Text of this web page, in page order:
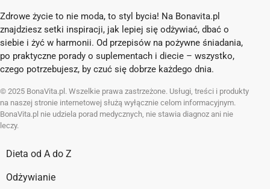
Zdrowe życie to nie moda, to styl bycia! Na Bonavita.pl
znajdziesz setki inspiracji, jak lepiej się odżywiać, dbać o
siebie i żyć w harmonii. Od przepisów na pożywne śniadania,
po praktyczne porady o suplementach i diecie – wszystko,
czego potrzebujesz, by czuć się dobrze każdego dnia.
© 2025 BonaVita.pl. Wszelkie prawa zastrzeżone. Usługi, treści i produkty
na naszej stronie internetowej służą wyłącznie celom informacyjnym.
BonaVita.pl nie udziela porad medycznych, nie stawia diagnoz ani nie
leczy.
Dieta od A do Z
Odżywianie